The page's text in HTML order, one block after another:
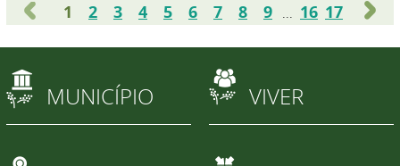
1 2 3 4 5 6 7 8 9 ... 16 17
MUNICÍPIO VIVER